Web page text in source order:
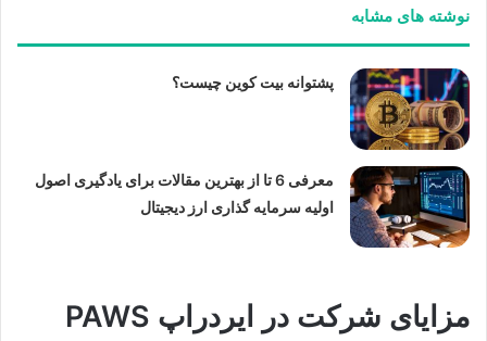
نوشته های مشابه
پشتوانه بیت کوین چیست؟
معرفی 6 تا از بهترین مقالات برای یادگیری اصول
اولیه سرمایه گذاری ارز دیجیتال
مزایای شرکت در ایردراپ PAWS